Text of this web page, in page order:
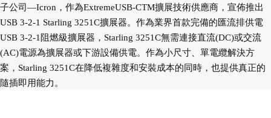
子公司—Icron，作為ExtremeUSB-CTM擴展技術供應商，宣佈推出
USB 3-2-1 Starling 3251C擴展器。作為業界首款完備的匯流排供電
USB 3-2-1阻燃級擴展器，Starling 3251C無需連接直流(DC)或交流
(AC)電源為擴展器或下游設備供電。作為小尺寸、單電纜解決方
案，Starling 3251C在降低複雜度和安裝成本的同時，也提供真正的
隨插即用能力。